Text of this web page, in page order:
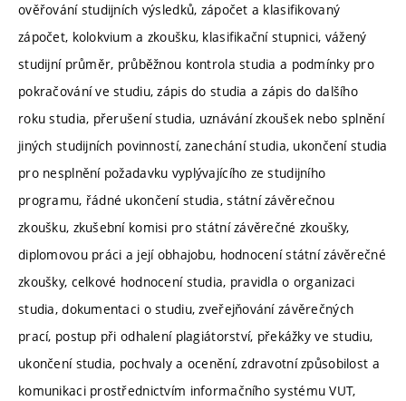
ověřování studijních výsledků, zápočet a klasifikovaný
zápočet, kolokvium a zkoušku, klasifikační stupnici, vážený
studijní průměr, průběžnou kontrola studia a podmínky pro
pokračování ve studiu, zápis do studia a zápis do dalšího
roku studia, přerušení studia, uznávání zkoušek nebo splnění
jiných studijních povinností, zanechání studia, ukončení studia
pro nesplnění požadavku vyplývajícího ze studijního
programu, řádné ukončení studia, státní závěrečnou
zkoušku, zkušební komisi pro státní závěrečné zkoušky,
diplomovou práci a její obhajobu, hodnocení státní závěrečné
zkoušky, celkové hodnocení studia, pravidla o organizaci
studia, dokumentaci o studiu, zveřejňování závěrečných
prací, postup při odhalení plagiátorství, překážky ve studiu,
ukončení studia, pochvaly a ocenění, zdravotní způsobilost a
komunikaci prostřednictvím informačního systému VUT,